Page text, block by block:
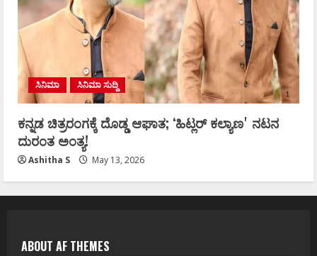
ಸಿನಿಮಾ ಸಿನಿಮಾ ಸುದ್ದಿ
ಕನ್ನಡ ಚಿತ್ರರಂಗಕ್ಕೆ ದೊಡ್ಡ ಆಘಾತ; ʻಹಿಟ್ಲರ್ ಕಲ್ಯಾಣʼ ನಟನ
ದುರಂತ ಅಂತ್ಯ!
Ashitha S May 13, 2026
ABOUT AF THEMES